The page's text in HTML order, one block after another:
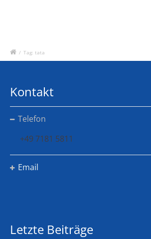
/ Tag: tata
Kontakt
Telefon
+49 7181 5811
Email
Letzte Beiträge